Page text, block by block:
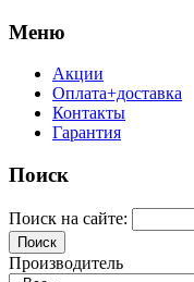
Меню
Акции
Оплата+доставка
Контакты
Гарантия
Поиск
Поиск на сайте:
Производитель